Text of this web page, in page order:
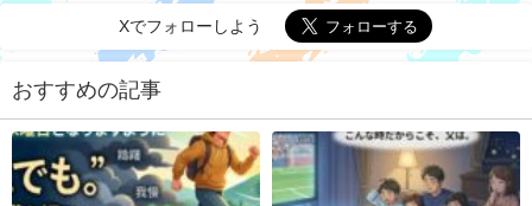
Xでフォローしよう
おすすめの記事